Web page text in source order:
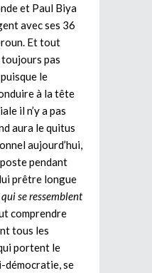
et Paul Biya
avec ses 36
Et tout
toujours pas
le
à la tête
il n’y a pas
aura le quitus
aujourd’hui,
pendant
prêtre longue
se ressemblent
comprendre
tous les
portent le
démocratie, se